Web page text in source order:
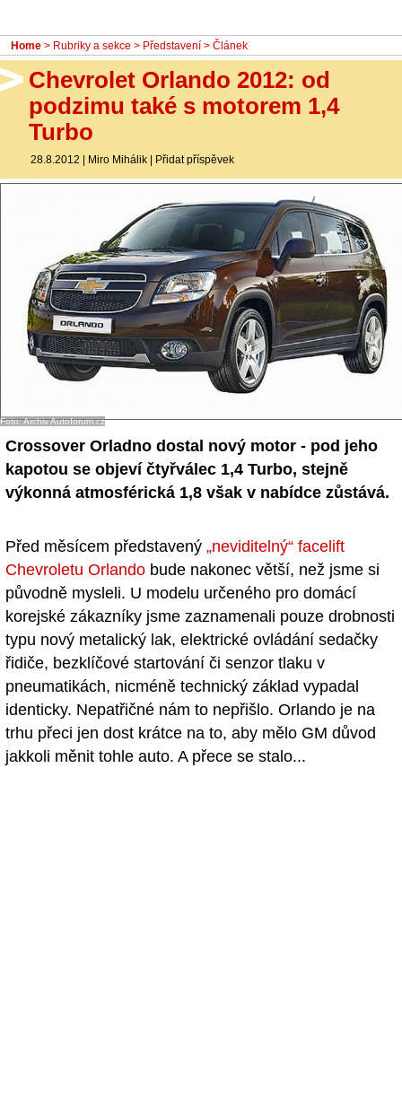
Home > Rubriky a sekce > Představení > Článek
Chevrolet Orlando 2012: od
podzimu také s motorem 1,4
Turbo
28.8.2012 | Miro Mihálik | Přidat příspěvek
Foto: Archiv Autoforum.cz
Crossover Orladno dostal nový motor - pod jeho
kapotou se objeví čtyřválec 1,4 Turbo, stejně
výkonná atmosférická 1,8 však v nabídce zůstává.
Před měsícem představený „neviditelný“ facelift
Chevroletu Orlando bude nakonec větší, než jsme si
původně mysleli. U modelu určeného pro domácí
korejské zákazníky jsme zaznamenali pouze drobnosti
typu nový metalický lak, elektrické ovládání sedačky
řidiče, bezklíčové startování či senzor tlaku v
pneumatikách, nicméně technický základ vypadal
identicky. Nepatřičné nám to nepřišlo. Orlando je na
trhu přeci jen dost krátce na to, aby mělo GM důvod
jakkoli měnit tohle auto. A přece se stalo...